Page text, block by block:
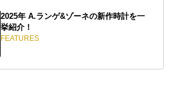
2025年 A.ランゲ&ゾーネの新作時計を一
挙紹介！
FEATURES